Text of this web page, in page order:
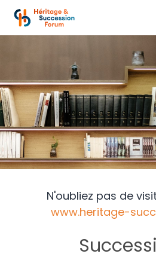
N'oubliez pas de
www.heritage-